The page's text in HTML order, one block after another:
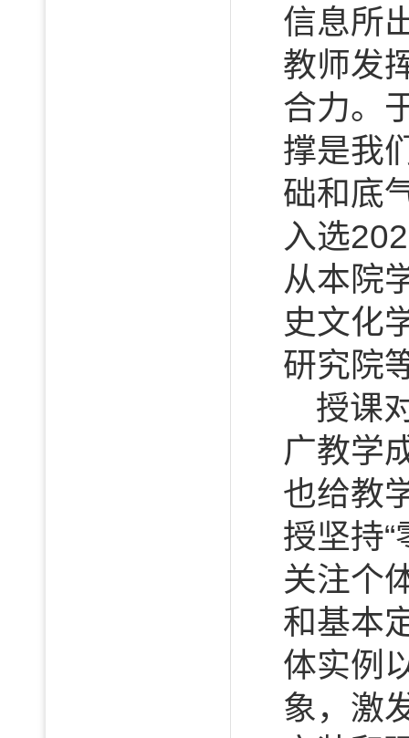
信息所
教师发
合力。
撑是我
础和底
入选
从本院
史文化
研究院
授课
广教学
也给教
授坚持
关注个
和基本
体实例
象，激